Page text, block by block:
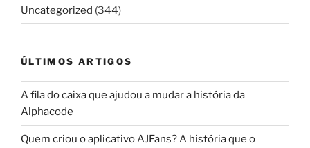
Uncategorized (344)
ÚLTIMOS ARTIGOS
A fila do caixa que ajudou a mudar a história da
Alphacode
Quem criou o aplicativo AJFans? A história que o